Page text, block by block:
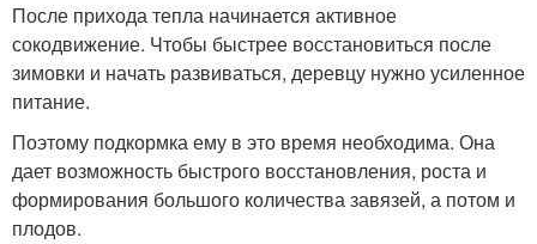
После прихода тепла начинается активное
сокодвижение. Чтобы быстрее восстановиться после
зимовки и начать развиваться, деревцу нужно усиленное
питание.
Поэтому подкормка ему в это время необходима. Она
дает возможность быстрого восстановления, роста и
формирования большого количества завязей, а потом и
плодов.